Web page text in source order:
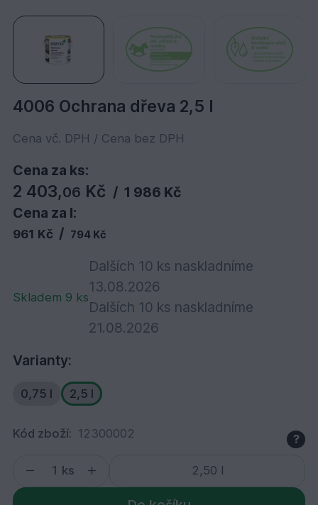
4006 Ochrana dřeva 2,5 l
Cena vč. DPH / Cena bez DPH
Cena za ks:
2 403,06 Kč / 1 986 Kč
Cena za l:
961 Kč / 794 Kč
Skladem 9 ks
Dalších 10 ks naskladníme
13.08.2026
Dalších 10 ks naskladníme
21.08.2026
Varianty:
0,75 l 2,5 l
Kód zboží: 12300002 ?
ks